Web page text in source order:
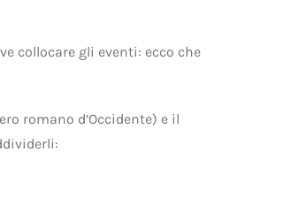
collocare gli eventi: ecco che
romano d’Occidente) e il